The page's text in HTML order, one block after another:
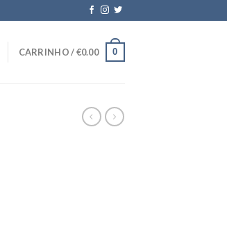
CARRINHO /€0.00 0